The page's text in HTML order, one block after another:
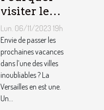
visiter le
château de
Versailles ?
Lun. 06/11/2023 19h
Envie de passer les
prochaines vacances
dans l’une des villes
inoubliables ? La
Versailles en est une.
Un...